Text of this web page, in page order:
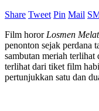
Share Tweet Pin Mail
Film horor Losmen
penonton sejak perdana
sambutan meriah
terlihat dari tiket film
pertunjukkan satu dan